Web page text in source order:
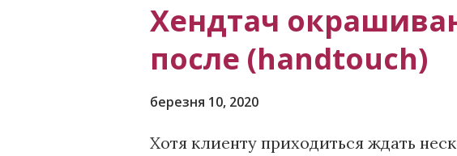
Хендтач
после (handtouch)
березня 10, 2020
Хотя клиенту приходиться ждать